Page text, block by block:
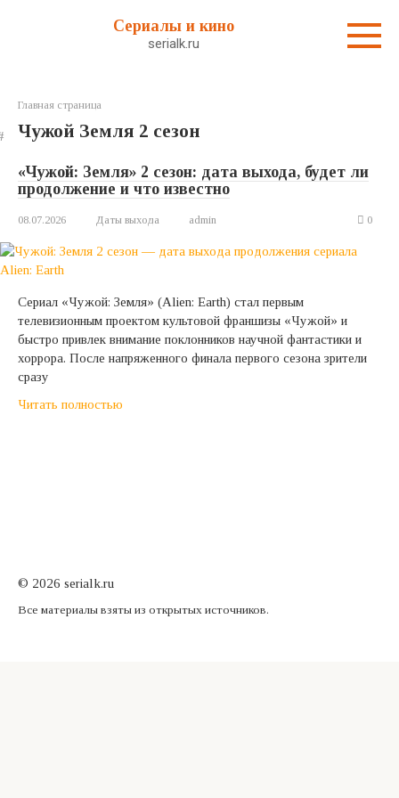
Сериалы и кино
serialk.ru
Главная страница
Чужой Земля 2 сезон
«Чужой: Земля» 2 сезон: дата выхода, будет ли
продолжение и что известно
08.07.2026 Даты выхода admin 0
Сериал «Чужой: Земля» (Alien: Earth) стал первым
телевизионным проектом культовой франшизы «Чужой» и
быстро привлек внимание поклонников научной фантастики и
хоррора. После напряженного финала первого сезона зрители
сразу
Читать полностью
© 2026 serialk.ru
Все материалы взяты из открытых источников.